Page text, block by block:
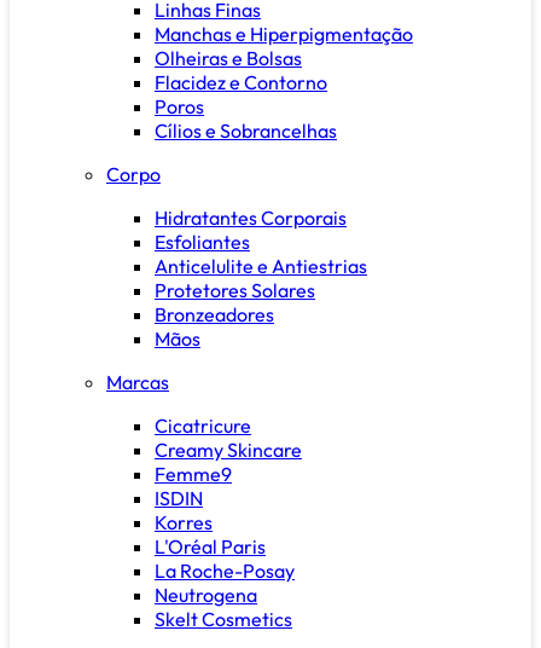
Linhas Finas
Manchas e Hiperpigmentação
Olheiras e Bolsas
Flacidez e Contorno
Poros
Cílios e Sobrancelhas
Corpo
Hidratantes Corporais
Esfoliantes
Anticelulite e Antiestrias
Protetores Solares
Bronzeadores
Mãos
Marcas
Cicatricure
Creamy Skincare
Femme9
ISDIN
Korres
L'Oréal Paris
La Roche-Posay
Neutrogena
Skelt Cosmetics